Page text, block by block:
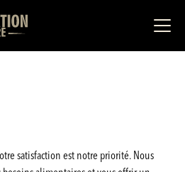
satisfaction est notre priorité. Nous